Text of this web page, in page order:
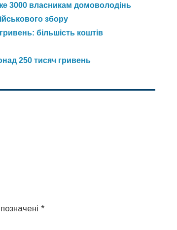
3000 власникам домоволодінь
збору
більшість коштів
250 тисяч гривень
*